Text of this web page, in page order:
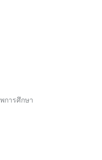
การศึกษา